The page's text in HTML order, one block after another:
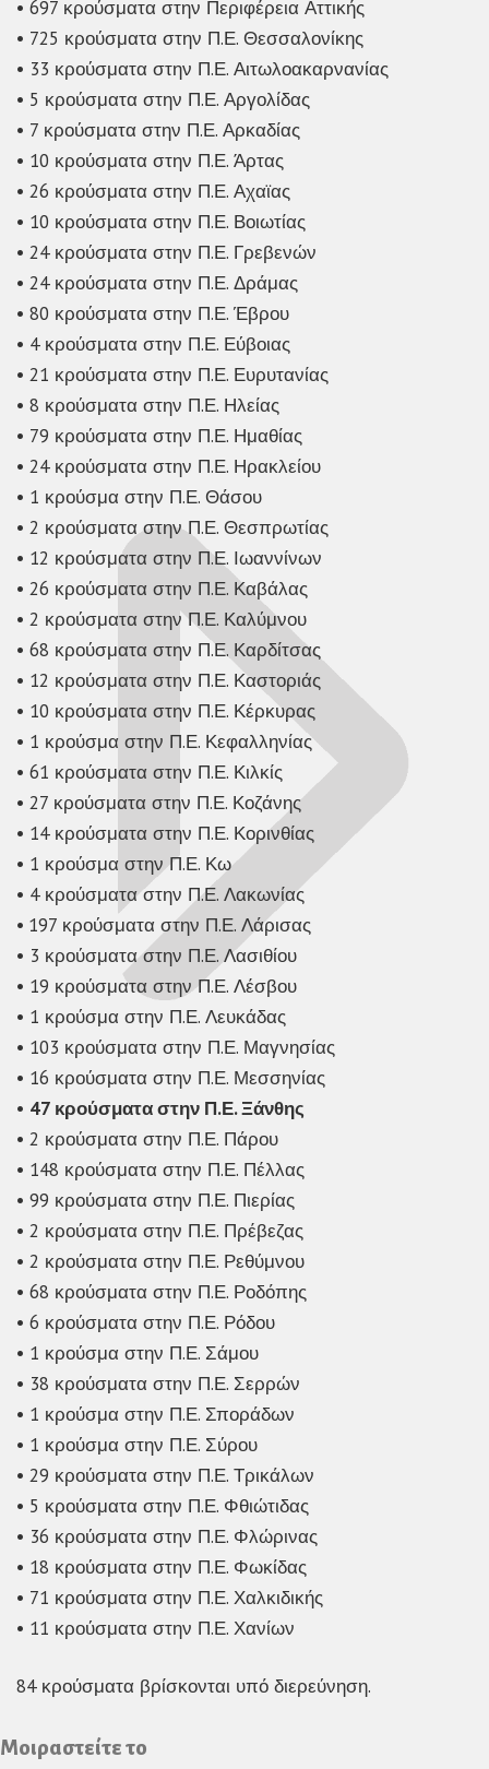
• 697 κρούσματα στην Περιφέρεια Αττικής
• 725 κρούσματα στην Π.Ε. Θεσσαλονίκης
• 33 κρούσματα στην Π.Ε. Αιτωλοακαρνανίας
• 5 κρούσματα στην Π.Ε. Αργολίδας
• 7 κρούσματα στην Π.Ε. Αρκαδίας
• 10 κρούσματα στην Π.Ε. Άρτας
• 26 κρούσματα στην Π.Ε. Αχαϊας
• 10 κρούσματα στην Π.Ε. Βοιωτίας
• 24 κρούσματα στην Π.Ε. Γρεβενών
• 24 κρούσματα στην Π.Ε. Δράμας
• 80 κρούσματα στην Π.Ε. Έβρου
• 4 κρούσματα στην Π.Ε. Εύβοιας
• 21 κρούσματα στην Π.Ε. Ευρυτανίας
• 8 κρούσματα στην Π.Ε. Ηλείας
• 79 κρούσματα στην Π.Ε. Ημαθίας
• 24 κρούσματα στην Π.Ε. Ηρακλείου
• 1 κρούσμα στην Π.Ε. Θάσου
• 2 κρούσματα στην Π.Ε. Θεσπρωτίας
• 12 κρούσματα στην Π.Ε. Ιωαννίνων
• 26 κρούσματα στην Π.Ε. Καβάλας
• 2 κρούσματα στην Π.Ε. Καλύμνου
• 68 κρούσματα στην Π.Ε. Καρδίτσας
• 12 κρούσματα στην Π.Ε. Καστοριάς
• 10 κρούσματα στην Π.Ε. Κέρκυρας
• 1 κρούσμα στην Π.Ε. Κεφαλληνίας
• 61 κρούσματα στην Π.Ε. Κιλκίς
• 27 κρούσματα στην Π.Ε. Κοζάνης
• 14 κρούσματα στην Π.Ε. Κορινθίας
• 1 κρούσμα στην Π.Ε. Κω
• 4 κρούσματα στην Π.Ε. Λακωνίας
• 197 κρούσματα στην Π.Ε. Λάρισας
• 3 κρούσματα στην Π.Ε. Λασιθίου
• 19 κρούσματα στην Π.Ε. Λέσβου
• 1 κρούσμα στην Π.Ε. Λευκάδας
• 103 κρούσματα στην Π.Ε. Μαγνησίας
• 16 κρούσματα στην Π.Ε. Μεσσηνίας
• 47 κρούσματα στην Π.Ε. Ξάνθης
• 2 κρούσματα στην Π.Ε. Πάρου
• 148 κρούσματα στην Π.Ε. Πέλλας
• 99 κρούσματα στην Π.Ε. Πιερίας
• 2 κρούσματα στην Π.Ε. Πρέβεζας
• 2 κρούσματα στην Π.Ε. Ρεθύμνου
• 68 κρούσματα στην Π.Ε. Ροδόπης
• 6 κρούσματα στην Π.Ε. Ρόδου
• 1 κρούσμα στην Π.Ε. Σάμου
• 38 κρούσματα στην Π.Ε. Σερρών
• 1 κρούσμα στην Π.Ε. Σποράδων
• 1 κρούσμα στην Π.Ε. Σύρου
• 29 κρούσματα στην Π.Ε. Τρικάλων
• 5 κρούσματα στην Π.Ε. Φθιώτιδας
• 36 κρούσματα στην Π.Ε. Φλώρινας
• 18 κρούσματα στην Π.Ε. Φωκίδας
• 71 κρούσματα στην Π.Ε. Χαλκιδικής
• 11 κρούσματα στην Π.Ε. Χανίων
84 κρούσματα βρίσκονται υπό διερεύνηση.
Μοιραστείτε το